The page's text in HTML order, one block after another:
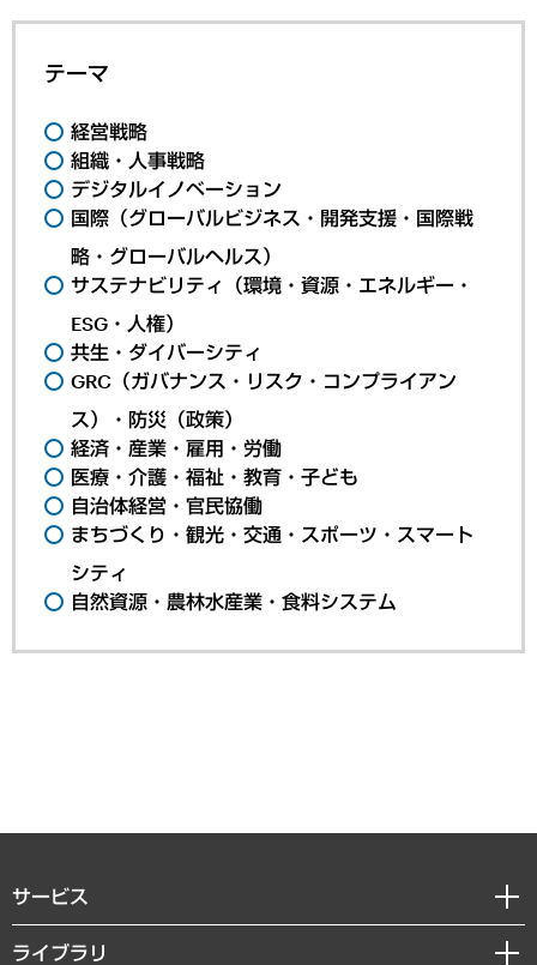
テーマ
経営戦略
組織・人事戦略
デジタルイノベーション
国際（グローバルビジネス・開発支援・国際戦
略・グローバルヘルス）
サステナビリティ（環境・資源・エネルギー・
ESG・人権）
共生・ダイバーシティ
GRC（ガバナンス・リスク・コンプライアン
ス）・防災（政策）
経済・産業・雇用・労働
医療・介護・福祉・教育・子ども
自治体経営・官民協働
まちづくり・観光・交通・スポーツ・スマート
シティ
自然資源・農林水産業・食料システム
サービス
経営戦略
ライブラリ